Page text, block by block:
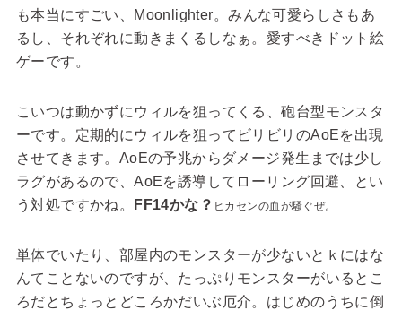
も本当にすごい、Moonlighter。みんな可愛らしさもあ
るし、それぞれに動きまくるしなぁ。愛すべきドット絵
ゲーです。
こいつは動かずにウィルを狙ってくる、砲台型モンスタ
ーです。定期的にウィルを狙ってビリビリのAoEを出現
させてきます。AoEの予兆からダメージ発生までは少し
ラグがあるので、AoEを誘導してローリング回避、とい
う対処ですかね。 FF14かな？ ヒカセンの血が騒ぐぜ。
単体でいたり、部屋内のモンスターが少ないとｋにはな
んてことないのですが、たっぷりモンスターがいるとこ
ろだとちょっとどころかだいぶ厄介。はじめのうちに倒